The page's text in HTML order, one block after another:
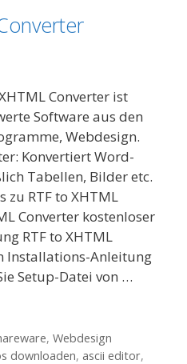
Converter ist
Software aus den
Webdesign.
Konvertiert Word-
Tabellen, Bilder etc.
zu RTF to XHTML
Converter kostenloser
RTF to XHTML
Installations-Anleitung
Setup-Datei von …
, Webdesign
downloaden, ascii editor,